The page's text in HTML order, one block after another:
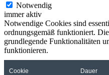
Notwendig
immer aktiv
Notwendige Cookies sind
ordnungsgemäß funktioniert.
grundlegende Funktionalitäten
funktionieren.
Cookie Dauer